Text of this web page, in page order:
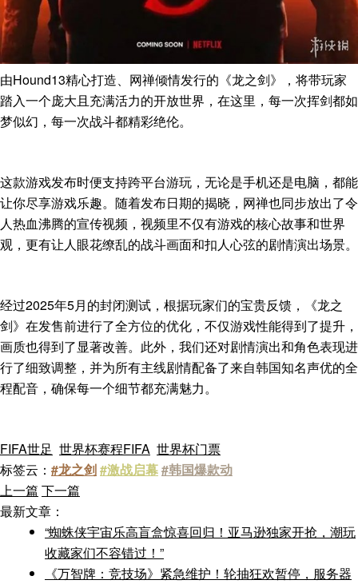
由Hound13精心打造、网禅倾情发行的《龙之剑》，将带玩家
踏入一个庞大且充满活力的开放世界，在这里，每一次挥剑都如
梦似幻，每一次战斗都精彩绝伦。
这款游戏发布时便支持跨平台游玩，无论是手机还是电脑，都能
让你尽享游戏乐趣。随着发布日期的揭晓，网禅也同步放出了令
人热血沸腾的宣传视频，视频里不仅有游戏的核心故事和世界
观，更有让人眼花缭乱的战斗画面和扣人心弦的剧情演出场景。
经过2025年5月的封闭测试，根据玩家们的宝贵反馈，《龙之
剑》在发售前进行了全方位的优化，不仅游戏性能得到了提升，
画质也得到了显著改善。此外，我们还对剧情演出和角色表现进
行了细致调整，并为所有主线剧情配备了来自韩国知名声优的全
程配音，确保每一个细节都充满魅力。
FIFA世足 世界杯赛程FIFA 世界杯门票
标签云： #龙之剑#激战启幕#韩国爆款动
上一篇 下一篇
最新文章：
“蜘蛛侠宇宙乐高盲盒惊喜回归！亚马逊独家开抢，潮玩
收藏家们不容错过！”
《万智牌：竞技场》紧急维护！轮抽狂欢暂停，服务器